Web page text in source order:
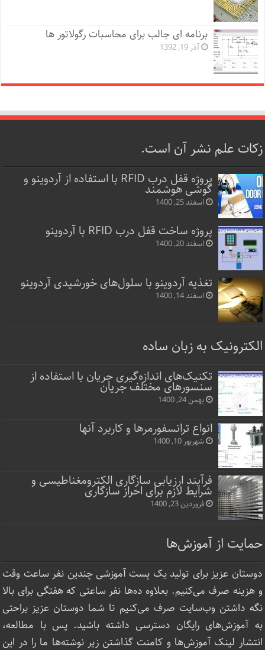
برنامه ای جالب برای محاسبات رگولاتور ها
آذر 19, 1392
زکات علم نشر آن است.
پروژه قفل‌ درب RFID با استفاده از آردوینو و
گوشی هوشمند
اسفند 25, 1400
پروژه ساخت قفل‌ درب RFID با آردوینو
اسفند 20, 1400
تغذیه آردوینو با سلول‌های خورشیدی آردوینو
اسفند 14, 1400
الکترونیک به زبان ساده
تکنیک‌های اندازه‌گیری جریان با استفاده از
سنسورهای مختلف جریان
بهمن 24, 1400
انواع ترانسفورمرها و کاربرد آنها
شهریور 10, 1400
فرآیند ارزیابی سازگاری الکترومغناطیسی و
شرایط لازم برای احراز سازگاری
فروردین 23, 1400
حمایت از آموزش‌ها
دوستان عزیز برای تولید یک پست آموزشی چندین نفر ساعت‌ وقت
و هزینه صرف می‌کنیم. بعلاوه ده‌ها نفر ساعتی که هفتگی برای بالا
نگه داشتن وب‌سایت صرف ‌می‌کنیم تا شما دوستان عزیز براحتی
به آموزش‌های رایگان دسترسی داشته باشید. پس با مطالعه،
انتشار لینک‌ آموزش‌ها و کامنت گذاشتن زیر نوشته‌‌ها ما را در این